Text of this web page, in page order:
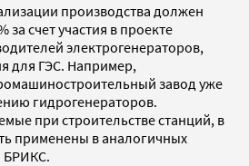
производства должен
за счет участия в проекте
электрогенераторов,
для ГЭС. Например,
завод уже
гидрогенераторов.
при строительстве станций, в
применены в аналогичных
БРИКС.